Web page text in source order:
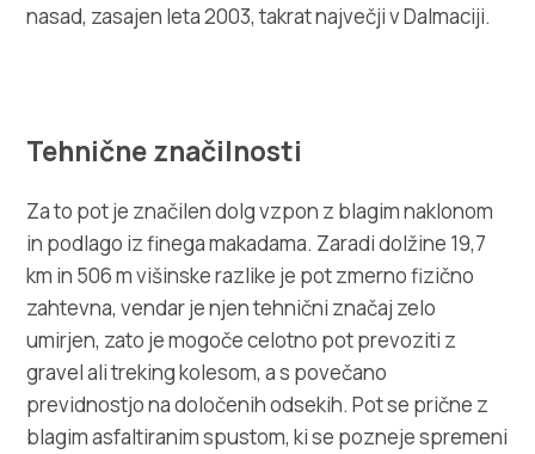
nasad, zasajen leta 2003, takrat največji v Dalmaciji.
Tehnične značilnosti
Za to pot je značilen dolg vzpon z blagim naklonom
in podlago iz finega makadama. Zaradi dolžine 19,7
km in 506 m višinske razlike je pot zmerno fizično
zahtevna, vendar je njen tehnični značaj zelo
umirjen, zato je mogoče celotno pot prevoziti z
gravel ali treking kolesom, a s povečano
previdnostjo na določenih odsekih. Pot se prične z
blagim asfaltiranim spustom, ki se pozneje spremeni